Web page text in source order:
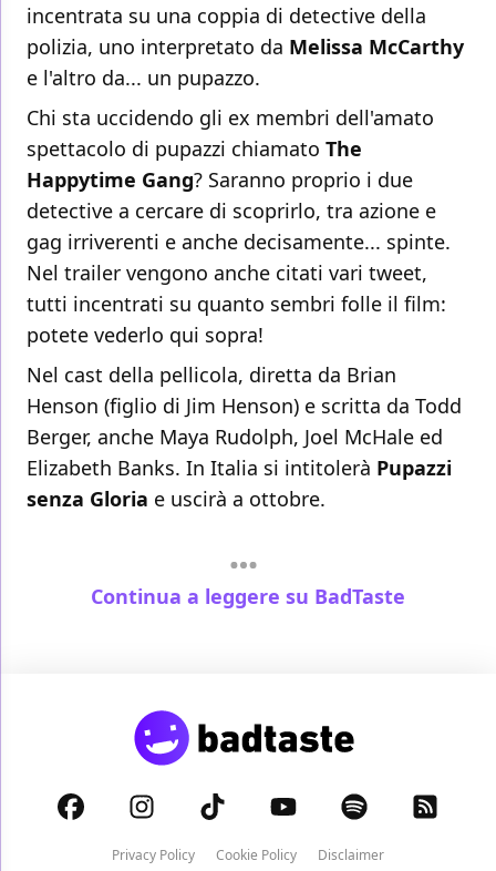
incentrata su una coppia di detective della
polizia, uno interpretato da Melissa McCarthy
e l'altro da... un pupazzo.
Chi sta uccidendo gli ex membri dell'amato
spettacolo di pupazzi chiamato The
Happytime Gang? Saranno proprio i due
detective a cercare di scoprirlo, tra azione e
gag irriverenti e anche decisamente... spinte.
Nel trailer vengono anche citati vari tweet,
tutti incentrati su quanto sembri folle il film:
potete vederlo qui sopra!
Nel cast della pellicola, diretta da Brian
Henson (figlio di Jim Henson) e scritta da Todd
Berger, anche Maya Rudolph, Joel McHale ed
Elizabeth Banks. In Italia si intitolerà Pupazzi
senza Gloria e uscirà a ottobre.
Continua a leggere su BadTaste
Privacy Policy Cookie Policy Disclaimer